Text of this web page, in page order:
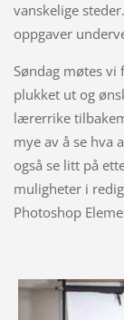
vanskelige
oppgaver
Søndag møtes
plukket ut og
lærerrike
mye av å se hva
også se litt på
muligheter i
Photoshop